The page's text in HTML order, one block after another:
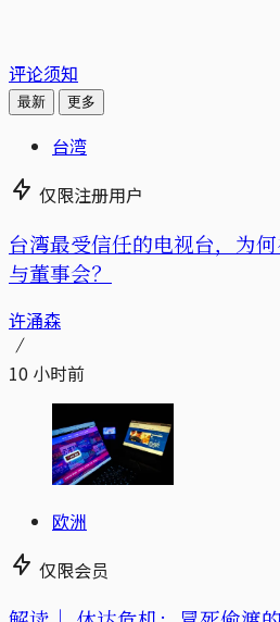
评论须知
最新 更多
台湾
仅限注册用户
台湾最受信任的电视台，为
与董事会？
许涌森
10 小时前
欧洲
仅限会员